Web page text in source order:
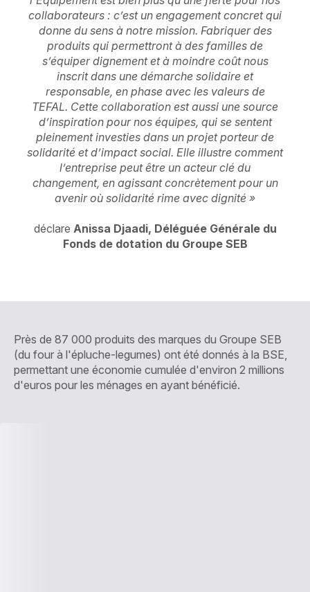
collaborateurs : c’est un engagement concret qui
donne du sens à notre mission. Fabriquer des
produits qui permettront à des familles de
s’équiper dignement et à moindre coût nous
inscrit dans une démarche solidaire et
responsable, en phase avec les valeurs de
TEFAL. Cette collaboration est aussi une source
d’inspiration pour nos équipes, qui se sentent
pleinement investies dans un projet porteur de
solidarité et d’impact social. Elle illustre comment
l’entreprise peut être un acteur clé du
changement, en agissant concrètement pour un
avenir où solidarité rime avec dignité »
déclare Anissa Djaadi, Déléguée Générale du
Fonds de dotation du Groupe SEB
Près de 87 000 produits des marques du Groupe SEB
(du four à l'épluche-legumes) ont été donnés à la BSE,
permettant une économie cumulée d'environ 2 millions
d'euros pour les ménages en ayant bénéficié.